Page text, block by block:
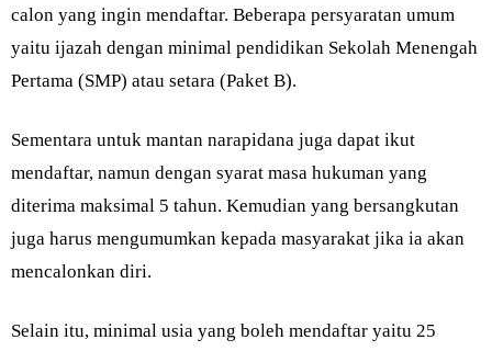
calon yang ingin mendaftar. Beberapa persyaratan umum
yaitu ijazah dengan minimal pendidikan Sekolah Menengah
Pertama (SMP) atau setara (Paket B).
Sementara untuk mantan narapidana juga dapat ikut
mendaftar, namun dengan syarat masa hukuman yang
diterima maksimal 5 tahun. Kemudian yang bersangkutan
juga harus mengumumkan kepada masyarakat jika ia akan
mencalonkan diri.
Selain itu, minimal usia yang boleh mendaftar yaitu 25